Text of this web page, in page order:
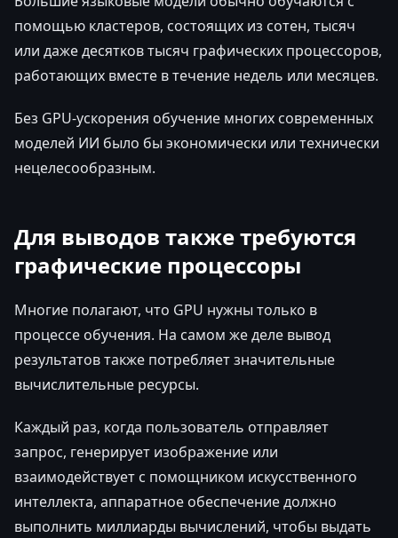
помощью кластеров, состоящих из сотен, тысяч
или даже десятков тысяч графических процессоров,
работающих вместе в течение недель или месяцев.
Без GPU-ускорения обучение многих современных
моделей ИИ было бы экономически или технически
нецелесообразным.
Для выводов также требуются
графические процессоры
Многие полагают, что GPU нужны только в
процессе обучения. На самом же деле вывод
результатов также потребляет значительные
вычислительные ресурсы.
Каждый раз, когда пользователь отправляет
запрос, генерирует изображение или
взаимодействует с помощником искусственного
интеллекта, аппаратное обеспечение должно
выполнить миллиарды вычислений, чтобы выдать